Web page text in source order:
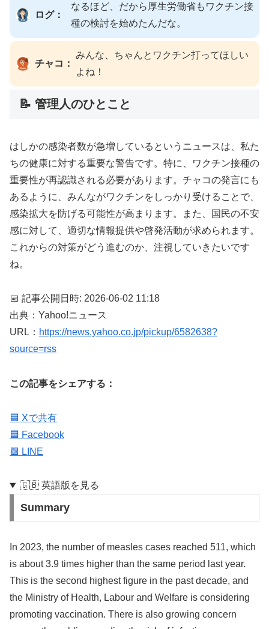
ログ：
なるほど、だから厚生労働省もワクチン接
種の検討を始めたんだな。
チャコ：
みんな、ちゃんとワクチン打ってほしい
よね！
📝 管理人のひとこと
はしかの感染者数が急増しているというニュースは、私た
ちの健康に対する重要な警告です。特に、ワクチン接種の
重要性が再認識される必要があります。チャコの発言にも
あるように、みんながワクチンをしっかり受けることで、
感染拡大を防げる可能性が高まります。また、国民の不安
感に対して、適切な情報提供や啓発活動が求められます。
これからの対策がどう進むのか、注視していきたいです
ね。
📅 記事公開日時: 2026-06-02 11:18
出典：Yahoo!ニュース
URL： https://news.yahoo.co.jp/pickup/6582638?
source=rss
この記事をシェアする：
🟦 Xで共有
🟦 Facebook
🟩 LINE
🇬🇧 英語版を見る
Summary
In 2023, the number of measles cases reached 511, which
is about 3.9 times higher than the same period last year.
This is the second highest figure in the past decade, and
the Ministry of Health, Labour and Welfare is considering
promoting vaccination. There is also growing concern